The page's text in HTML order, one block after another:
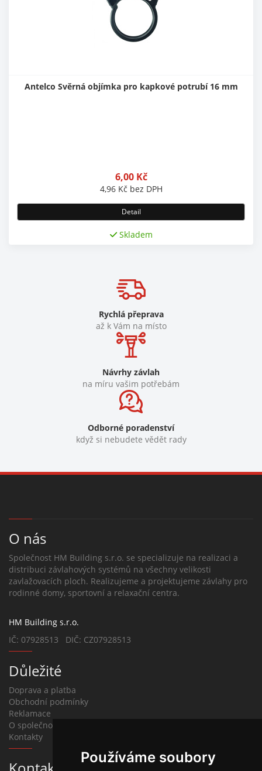
Používáme soubory
Antelco Svěrná objímka pro kapkové potrubí 16 mm
6,00 Kč
4,96 Kč bez DPH
Detail
Skladem
Rychlá přeprava
až k Vám na místo
Návrhy závlah
na míru vašim potřebám
Odborné poradenství
když si nebudete vědět rady
O nás
Společnost HM Building s.r.o. se specializuje na realizaci a
distribuci závlahových systémů na všechny velikosti
zavlažovacích ploch. Realizujeme a projektujeme závlahy pro
rodinné domy, sportovní a relaxační centra.
HM Building s.r.o.
IČ: 07928513 DIČ: CZ07928513
Důležité
Doprava a platba
Obchodní podmínky
Reklamace
O společnosti
Kontakty